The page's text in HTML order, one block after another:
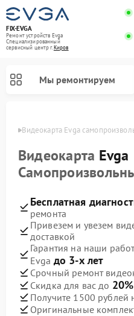
FIX-EVGA
Ремонт устройств Evga
Специализированный
cервисный центр г.Киров
Мы ремонтируем
Видеокарта Evga
Видеокарта Evga
Бесплатная
ремонта
Привезем и увезем
доставкой
Гарантия на наши
Evga до 3-х лет
Срочный ремонт
Скидка для вас до 20%
Получите 1500 рублей
Оригинальные